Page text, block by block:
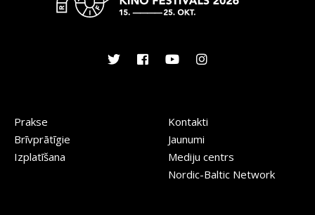
Prakse
Brīvprātīgie
Izplatīšana
Kontakti
Jaunumi
Mediju centrs
Nordic-Baltic Network